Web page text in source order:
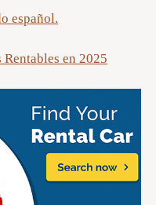
español.
en 2025